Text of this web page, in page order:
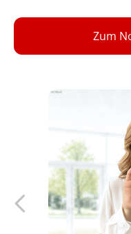
Zum
Endlich
Arzneimittel